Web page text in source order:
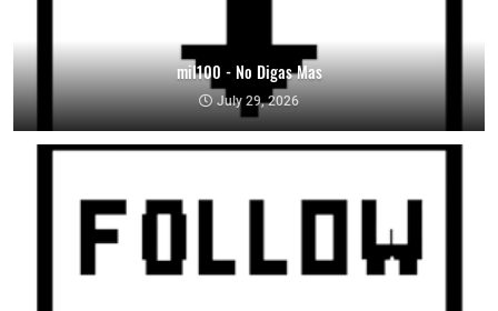
mil100 - No Digas Mas
July 29, 2026